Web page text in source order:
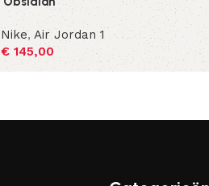
Nike,Air Jordan 1
€145,00
Opties selecteren